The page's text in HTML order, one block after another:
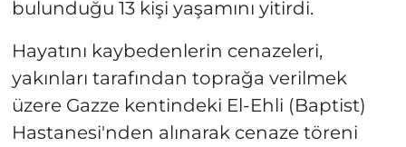
bulunduğu 13 kişi yaşamını yitirdi.
Hayatını kaybedenlerin cenazeleri,
yakınları tarafından toprağa verilmek
üzere Gazze kentindeki El-Ehli (Baptist)
Hastanesi'nden alınarak cenaze töreni